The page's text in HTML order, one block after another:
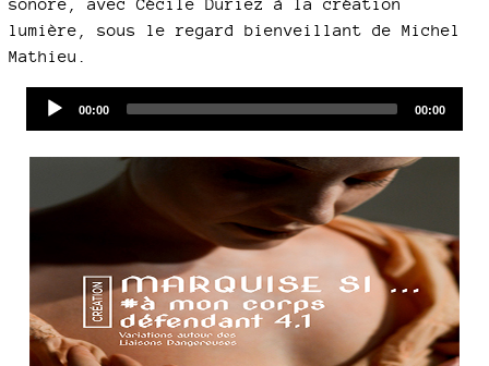
sonore, avec Cécile Duriez à la création
lumière, sous le regard bienveillant de Michel
Mathieu.
Current
00:00
Total
00:00